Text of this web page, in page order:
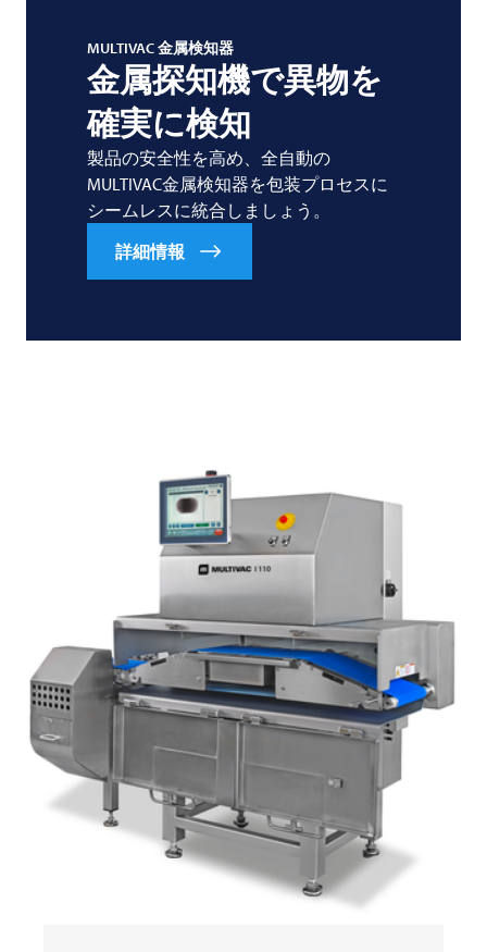
MULTIVAC金属検知器
金属探知機で異物を
確実に検知
製品の安全性を高め、全自動の
MULTIVAC金属検知器を包装プロセスに
シームレスに統合しましょう。
詳細情報